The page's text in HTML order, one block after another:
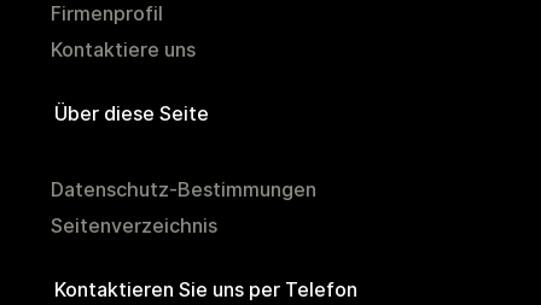
Firmenprofil
Kontaktiere uns
Über diese Seite
Datenschutz-Bestimmungen
Seitenverzeichnis
Kontaktieren Sie uns per Telefon